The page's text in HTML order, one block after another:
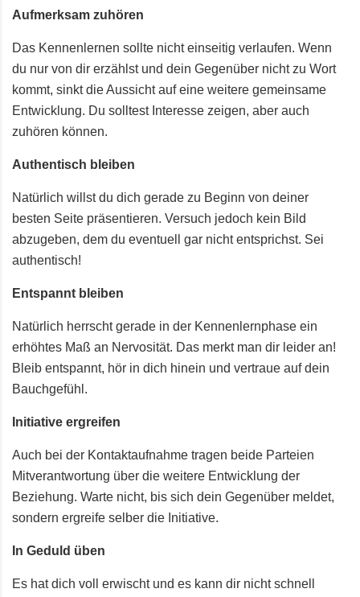
Aufmerksam zuhören
Das Kennenlernen sollte nicht einseitig verlaufen. Wenn
du nur von dir erzählst und dein Gegenüber nicht zu Wort
kommt, sinkt die Aussicht auf eine weitere gemeinsame
Entwicklung. Du solltest Interesse zeigen, aber auch
zuhören können.
Authentisch bleiben
Natürlich willst du dich gerade zu Beginn von deiner
besten Seite präsentieren. Versuch jedoch kein Bild
abzugeben, dem du eventuell gar nicht entsprichst. Sei
authentisch!
Entspannt bleiben
Natürlich herrscht gerade in der Kennenlernphase ein
erhöhtes Maß an Nervosität. Das merkt man dir leider an!
Bleib entspannt, hör in dich hinein und vertraue auf dein
Bauchgefühl.
Initiative ergreifen
Auch bei der Kontaktaufnahme tragen beide Parteien
Mitverantwortung über die weitere Entwicklung der
Beziehung. Warte nicht, bis sich dein Gegenüber meldet,
sondern ergreife selber die Initiative.
In Geduld üben
Es hat dich voll erwischt und es kann dir nicht schnell